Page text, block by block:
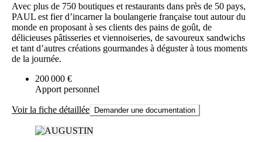
Avec plus de 750 boutiques et restaurants dans près de 50 pays,
PAUL est fier d’incarner la boulangerie française tout autour du
monde en proposant à ses clients des pains de goût, de
délicieuses pâtisseries et viennoiseries, de savoureux sandwichs
et tant d’autres créations gourmandes à déguster à tous moments
de la journée.
200 000 €
Apport personnel
Voir la fiche détaillée Demander une documentation